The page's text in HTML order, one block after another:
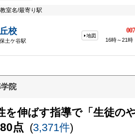
教室名/最寄り駅
校
土ケ谷駅
地図
16時～21時
院
を伸ばす指導で「生徒の
点 (3,371件)